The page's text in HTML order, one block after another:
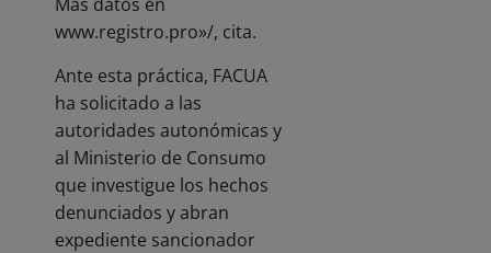
www.registro.pro»/, cita.
Ante esta práctica, FACUA
ha solicitado a las
autoridades autonómicas y
al Ministerio de Consumo
que investigue los hechos
denunciados y abran
expediente sancionador